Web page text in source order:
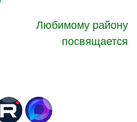
Любимому району
посвящается